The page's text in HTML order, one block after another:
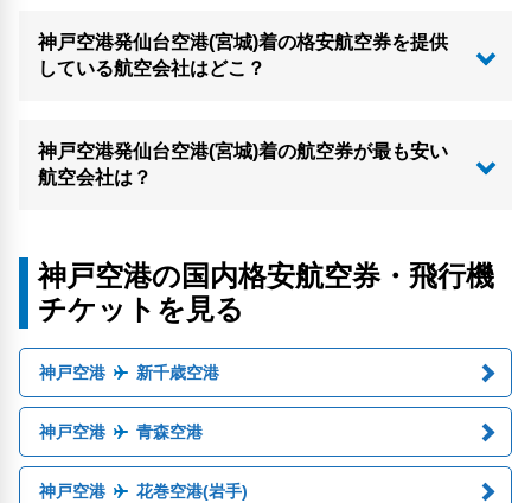
神戸空港発仙台空港(宮城)着の格安航空券を提供
している航空会社はどこ？
神戸空港発仙台空港(宮城)着の航空券が最も安い
航空会社は？
神戸空港の国内格安航空券・飛行機
チケットを見る
神戸空港 新千歳空港
神戸空港 青森空港
神戸空港 花巻空港(岩手)